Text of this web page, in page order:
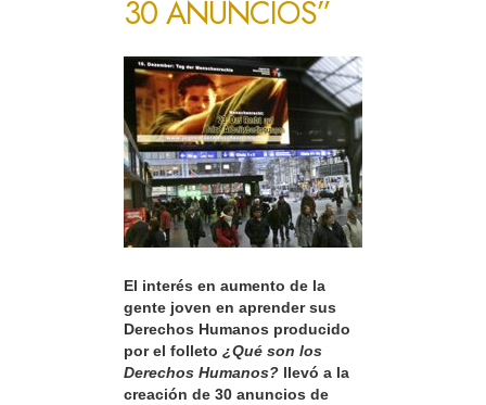
30 ANUNCIOS”
El interés en aumento de la
gente joven en aprender sus
Derechos Humanos producido
por el folleto ¿Qué son los
Derechos Humanos? llevó a la
creación de 30 anuncios de